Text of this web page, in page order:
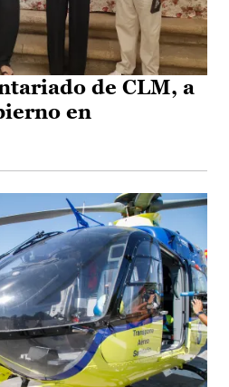
de CLM, a
en